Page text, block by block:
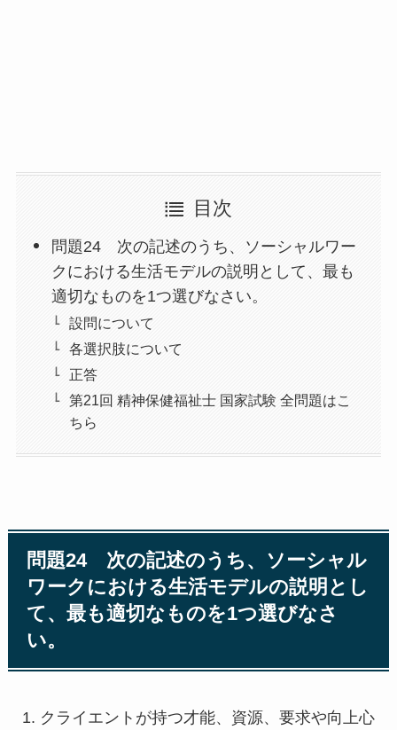
目次
問題24 次の記述のうち、ソーシャルワー
クにおける生活モデルの説明として、最も
適切なものを1つ選びなさい。
設問について
各選択肢について
正答
第21回 精神保健福祉士 国家試験 全問題はこ
ちら
問題24 次の記述のうち、ソーシャル
ワークにおける生活モデルの説明とし
て、最も適切なものを1つ選びなさ
い。
クライエントが持つ才能、資源、要求や向上心